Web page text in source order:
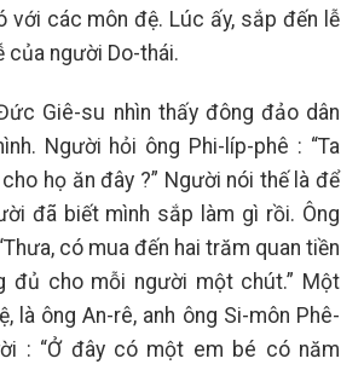
với các môn đệ. Lúc ấy, sắp đến lễ
của người Do-thái.
Giê-su nhìn thấy đông đảo dân
Người hỏi ông Phi-líp-phê : “Ta
họ ăn đây ?” Người nói thế là để
đã biết mình sắp làm gì rồi. Ông
có mua đến hai trăm quan tiền
đủ cho mỗi người một chút.” Một
là ông An-rê, anh ông Si-môn Phê-
: “Ở đây có một em bé có năm